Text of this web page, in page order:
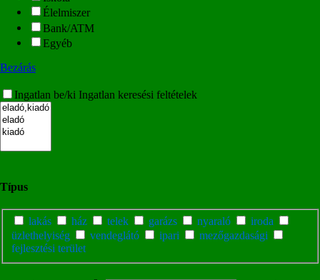
Élelmiszer
Bank/ATM
Egyéb
Bezárás
Ingatlan be/ki Ingatlan keresési feltételek
Típus
lakás ház telek garázs nyaraló
iroda
üzlethelyiség
vendeglátó ipari
mezőgazdasági
fejlesztési terület